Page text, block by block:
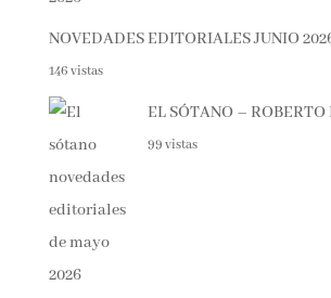
NOVEDADES EDITORIALES JUNIO
146 vistas
EL SÓTANO – ROBERTO
99 vistas